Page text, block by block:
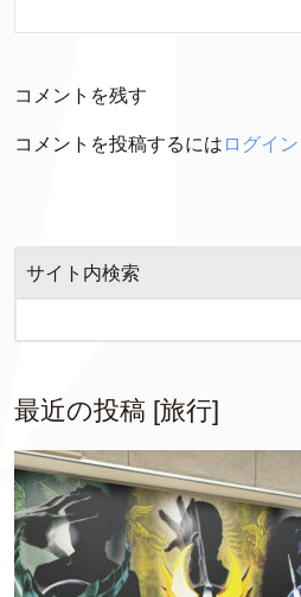
コメントを残す
コメントを投稿するには ログイン
サイト内検索
最近の投稿 [旅行]